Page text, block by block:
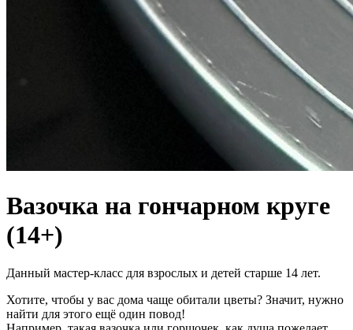
Вазочка на гончарном круге
(14+)
Данный мастер-класс для взрослых и детей старше 14 лет.
Хотите, чтобы у вас дома чаще обитали цветы? Значит, нужно
найти для этого ещё один повод!